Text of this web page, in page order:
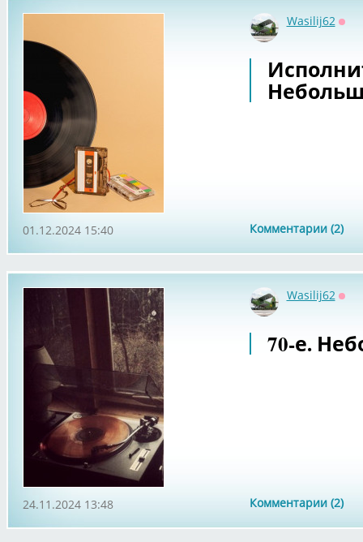
Wasilij62
Комментарии (2)
01.12.2024 15:40
Wasilij62
70-е.
Комментарии (2)
24.11.2024 13:48